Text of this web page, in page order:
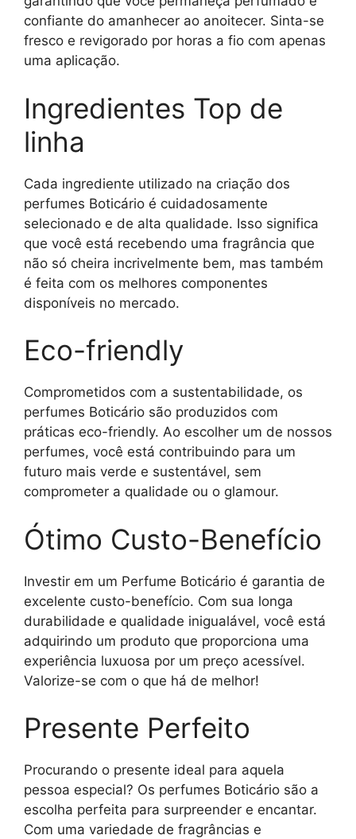
confiante do amanhecer ao anoitecer. Sinta-se
fresco e revigorado por horas a fio com apenas
uma aplicação.
Ingredientes Top de
linha
Cada ingrediente utilizado na criação dos
perfumes Boticário é cuidadosamente
selecionado e de alta qualidade. Isso significa
que você está recebendo uma fragrância que
não só cheira incrivelmente bem, mas também
é feita com os melhores componentes
disponíveis no mercado.
Eco-friendly
Comprometidos com a sustentabilidade, os
perfumes Boticário são produzidos com
práticas eco-friendly. Ao escolher um de nossos
perfumes, você está contribuindo para um
futuro mais verde e sustentável, sem
comprometer a qualidade ou o glamour.
Ótimo Custo-Benefício
Investir em um Perfume Boticário é garantia de
excelente custo-benefício. Com sua longa
durabilidade e qualidade inigualável, você está
adquirindo um produto que proporciona uma
experiência luxuosa por um preço acessível.
Valorize-se com o que há de melhor!
Presente Perfeito
Procurando o presente ideal para aquela
pessoa especial? Os perfumes Boticário são a
escolha perfeita para surpreender e encantar.
Com uma variedade de fragrâncias e